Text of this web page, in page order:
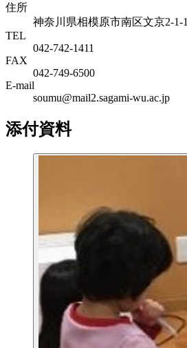
住所
神奈川県相模原市南区文京2-1-1
TEL
042-742-1411
FAX
042-749-6500
E-mail
soumu@mail2.sagami-wu.ac.jp
添付資料